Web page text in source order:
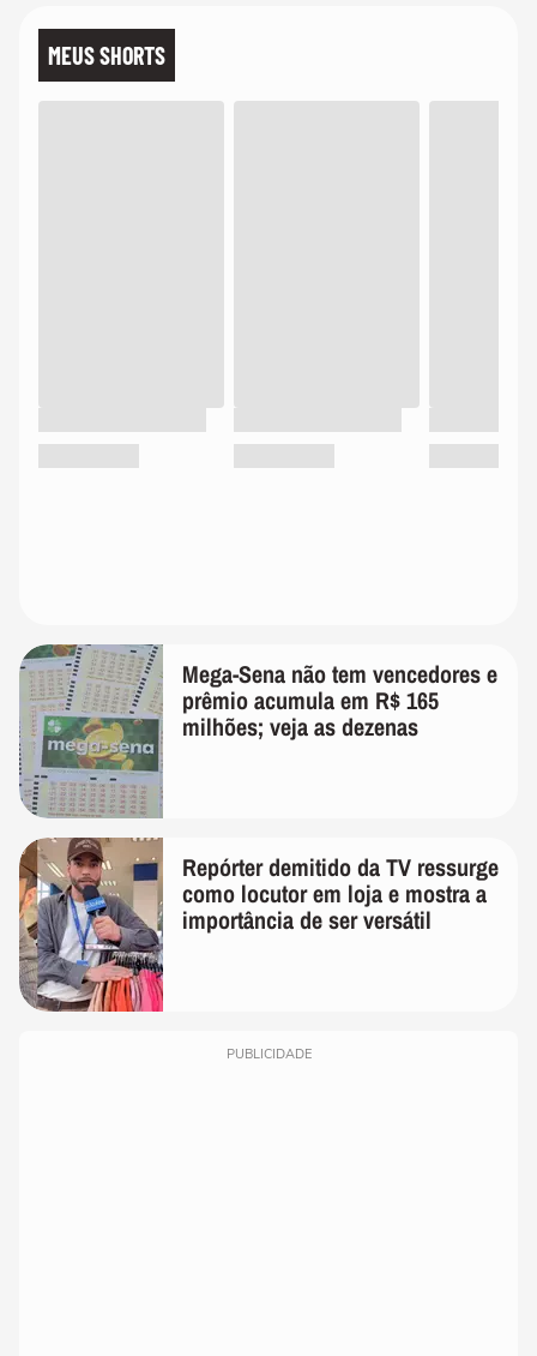
MEUS SHORTS
Mega-Sena não tem vencedores e
prêmio acumula em R$ 165
milhões; veja as dezenas
Repórter demitido da TV ressurge
como locutor em loja e mostra a
importância de ser versátil
PUBLICIDADE